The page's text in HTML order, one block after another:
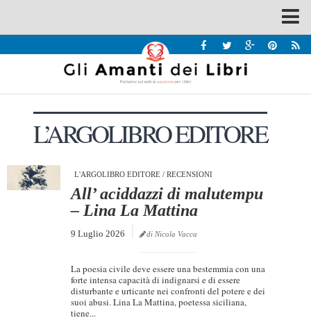
Recensioni
Interviste & Incontri
Bandi
Chi siamo
L’ARGOLIBRO EDITORE
L'ARGOLIBRO EDITORE/ RECENSIONI
All’ aciddazzi di malutempu
– Lina La Mattina
9 Luglio 2026 di Nicola Vacca
La poesia civile deve essere una bestemmia con una
forte intensa capacità di indignarsi e di essere
disturbante e urticante nei confronti del potere e dei
suoi abusi. Lina La Mattina, poetessa siciliana,
tiene...